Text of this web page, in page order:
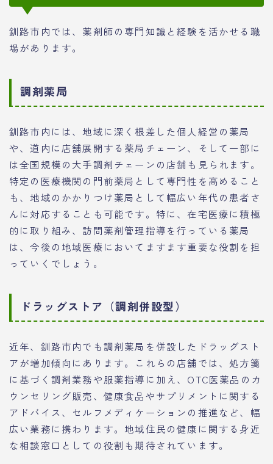
釧路市内では、薬剤師の専門知識と経験を活かせる職
場があります。
調剤薬局
釧路市内には、地域に深く根差した個人経営の薬局
や、道内に店舗展開する薬局チェーン、そして一部に
は全国規模の大手調剤チェーンの店舗も見られます。
特定の医療機関の門前薬局として専門性を高めること
も、地域のかかりつけ薬局として幅広い年代の患者さ
んに対応することも可能です。特に、在宅医療に積極
的に取り組み、訪問薬剤管理指導を行っている薬局
は、今後の地域医療においてますます重要な役割を担
っていくでしょう。
ドラッグストア（調剤併設型）
近年、釧路市内でも調剤薬局を併設したドラッグスト
アが増加傾向にあります。これらの店舗では、処方箋
に基づく調剤業務や服薬指導に加え、OTC医薬品のカ
ウンセリング販売、健康食品やサプリメントに関する
アドバイス、セルフメディケーションの推進など、幅
広い業務に携わります。地域住民の健康に関する身近
な相談窓口としての役割も期待されています。